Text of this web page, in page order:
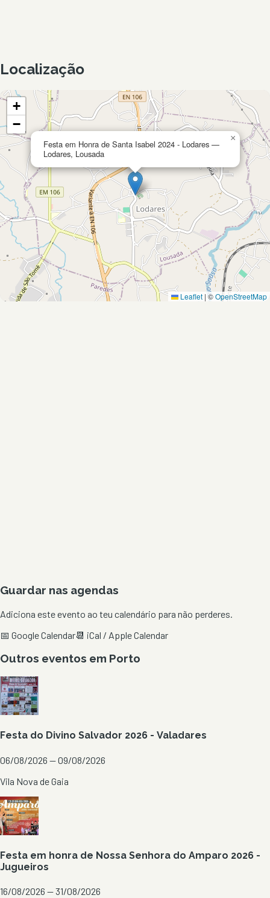
Localização
Festa em Honra de Santa Isabel 2024 - Lodares —
Lodares, Lousada
×
+
−
Leaflet |©OpenStreetMap
Guardar nas agendas
Adiciona este evento ao teu calendário para não perderes.
📅 Google Calendar📆 iCal / Apple Calendar
Outros eventos em Porto
Festa do Divino Salvador 2026 - Valadares
06/08/2026 — 09/08/2026
Vila Nova de Gaia
Festa em honra de Nossa Senhora do Amparo 2026 -
Jugueiros
16/08/2026 — 31/08/2026